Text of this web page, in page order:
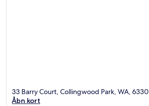
33 Barry Court, Collingwood Park, WA, 6330
Åbn kort